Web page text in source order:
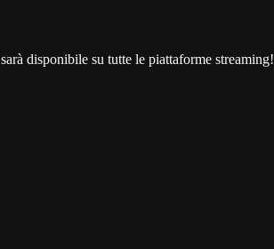
sarà disponibile su tutte le piattaforme streaming!